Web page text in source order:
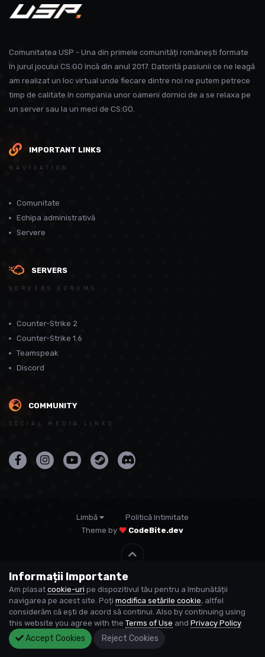
Comunitatea USP - Una din primele comunități românești formate
în jurul jocului CS:GO încă din anul 2017. Datorită pasiunii ce ne leagă
am realizat un loc virtual unde fiecare dintre noi ne putem petrece
timp de calitate în compania unor oameni dornici de a se relaxa pe
un server sau la un meci de CS:GO.
IMPORTANT LINKS
NAVIGATION
Comunitate
Echipa administrativă
Servere
SERVERS
SERVERS FORUMS
Counter-Strike 2
Counter-Strike 1.6
Teamspeak
Discord
COMMUNITY
SOCIAL MEDIA LINKS
Limbă
Politică Intimitate
Theme by
CodeBite.dev
© USP
Powered by Invision Community
Informații Importante
Am plasat cookie-uri pe dispozitivul tău pentru a îmbunătății
navigarea pe acest site. Poți modifica setările cookie, altfel
considerăm că ești de acord să continui. Also by continuing using
this website you agree with the Terms of Use and Privacy Policy.
Accept Cookies Reject Cookies